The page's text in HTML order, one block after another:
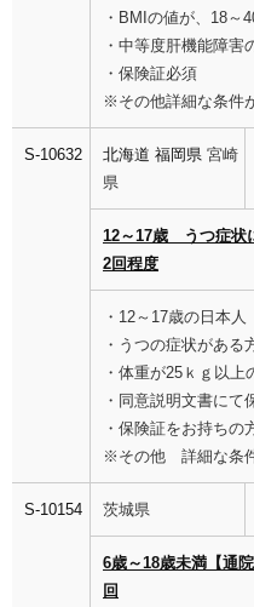
・BMIの値が、18～
・中等度肝機能障害
・保険証必須
※その他詳細な条件
S-10632 北海道 福岡県 宮崎
県
12～17歳 うつ症状
2回程度
・12～17歳の日本人
・うつの症状がある
・体重が25ｋｇ以上
・同意説明文書にて
・保険証をお持ちの
※その他 詳細な条
S-10154 茨城県
6歳～18歳未満【通
回